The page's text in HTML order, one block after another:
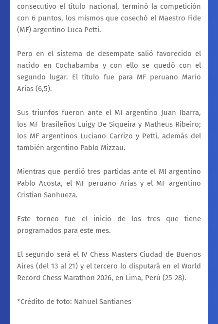
consecutivo el título nacional, terminó la competición
con 6 puntos, los mismos que cosechó el Maestro Fide
(MF) argentino Luca Petti.
Pero en el sistema de desempate salió favorecido el
nacido en Cochabamba y con ello se quedó con el
segundo lugar. El título fue para MF peruano Mario
Arias (6,5).
Sus triunfos fueron ante el MI argentino Juan Ibarra,
los MF brasileños Luigy De Siqueira y Matheus Ribeiro;
los MF argentinos Luciano Carrizo y Petti, además del
también argentino Pablo Mizzau.
Mientras que perdió tres partidas ante el MI argentino
Pablo Acosta, el MF peruano Arias y el MF argentino
Cristian Sanhueza.
Este torneo fue el inicio de los tres que tiene
programados para este mes.
El segundo será el IV Chess Masters Ciudad de Buenos
Aires (del 13 al 21) y el tercero lo disputará en el World
Record Chess Marathon 2026, en Lima, Perú (25-28).
*Crédito de foto: Nahuel Santianes